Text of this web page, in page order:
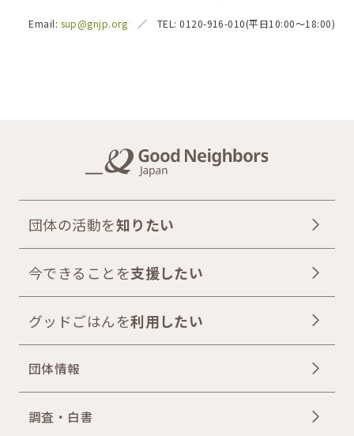
Email: sup@gnjp.org ／ TEL: 0120-916-010(平日10:00～18:00)
団体の活動を知りたい
今できることを支援したい
グッドごはんを利用したい
団体情報
調査・白書